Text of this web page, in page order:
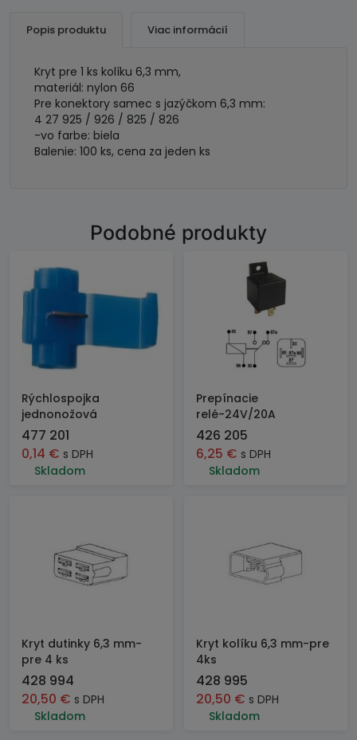
Popis produktu Viac informácií
Kryt pre 1 ks kolíku 6,3 mm,
materiál: nylon 66
Pre konektory samec s jazýčkom 6,3 mm:
4 27 925 / 926 / 825 / 826
-vo farbe: biela
Balenie: 100 ks, cena za jeden ks
Podobné produkty
Rýchlospojka
jednonožová
477 201
0,14 € s DPH
Skladom
Prepínacie
relé-24V/20A
426 205
6,25 € s DPH
Skladom
Kryt dutinky 6,3 mm-
pre 4 ks
428 994
20,50 € s DPH
Skladom
Kryt kolíku 6,3 mm-pre
4ks
428 995
20,50 € s DPH
Skladom